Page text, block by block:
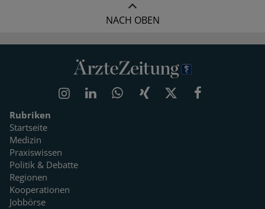
NACH OBEN
Rubriken
Startseite
Medizin
Praxiswissen
Politik & Debatte
Regionen
Kooperationen
Jobbörse